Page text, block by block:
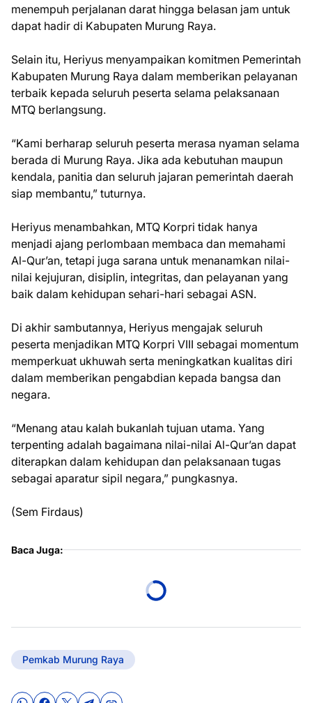
menempuh perjalanan darat hingga belasan jam untuk
dapat hadir di Kabupaten Murung Raya.
Selain itu, Heriyus menyampaikan komitmen Pemerintah
Kabupaten Murung Raya dalam memberikan pelayanan
terbaik kepada seluruh peserta selama pelaksanaan
MTQ berlangsung.
“Kami berharap seluruh peserta merasa nyaman selama
berada di Murung Raya. Jika ada kebutuhan maupun
kendala, panitia dan seluruh jajaran pemerintah daerah
siap membantu,” tuturnya.
Heriyus menambahkan, MTQ Korpri tidak hanya
menjadi ajang perlombaan membaca dan memahami
Al-Qur’an, tetapi juga sarana untuk menanamkan nilai-
nilai kejujuran, disiplin, integritas, dan pelayanan yang
baik dalam kehidupan sehari-hari sebagai ASN.
Di akhir sambutannya, Heriyus mengajak seluruh
peserta menjadikan MTQ Korpri VIII sebagai momentum
memperkuat ukhuwah serta meningkatkan kualitas diri
dalam memberikan pengabdian kepada bangsa dan
negara.
“Menang atau kalah bukanlah tujuan utama. Yang
terpenting adalah bagaimana nilai-nilai Al-Qur’an dapat
diterapkan dalam kehidupan dan pelaksanaan tugas
sebagai aparatur sipil negara,” pungkasnya.
(Sem Firdaus)
Baca Juga:
Pemkab Murung Raya